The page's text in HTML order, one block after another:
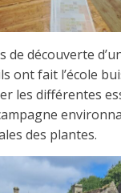
de découverte
ont fait l’école
les différentes
des plantes.